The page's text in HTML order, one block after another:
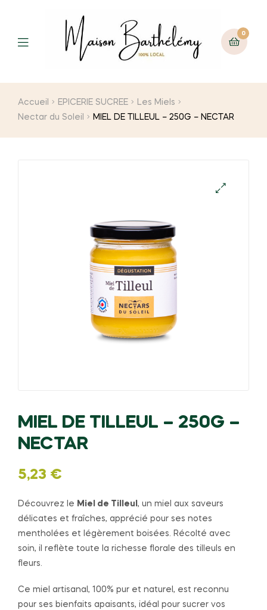
0
Menu
Accueil EPICERIE SUCREE
Les Miels
Nectar du Soleil
MIEL DE TILLEUL – 250G – NECTAR
MIEL DE TILLEUL – 250G –
NECTAR
5,23 €
Découvrez le Miel de Tilleul , un miel aux saveurs
délicates et fraîches, apprécié pour ses notes
mentholées et légèrement boisées. Récolté avec
soin, il reflète toute la richesse florale des tilleuls en
fleurs.
Ce miel artisanal, 100% pur et naturel, est reconnu
pour ses bienfaits apaisants, idéal pour sucrer vos